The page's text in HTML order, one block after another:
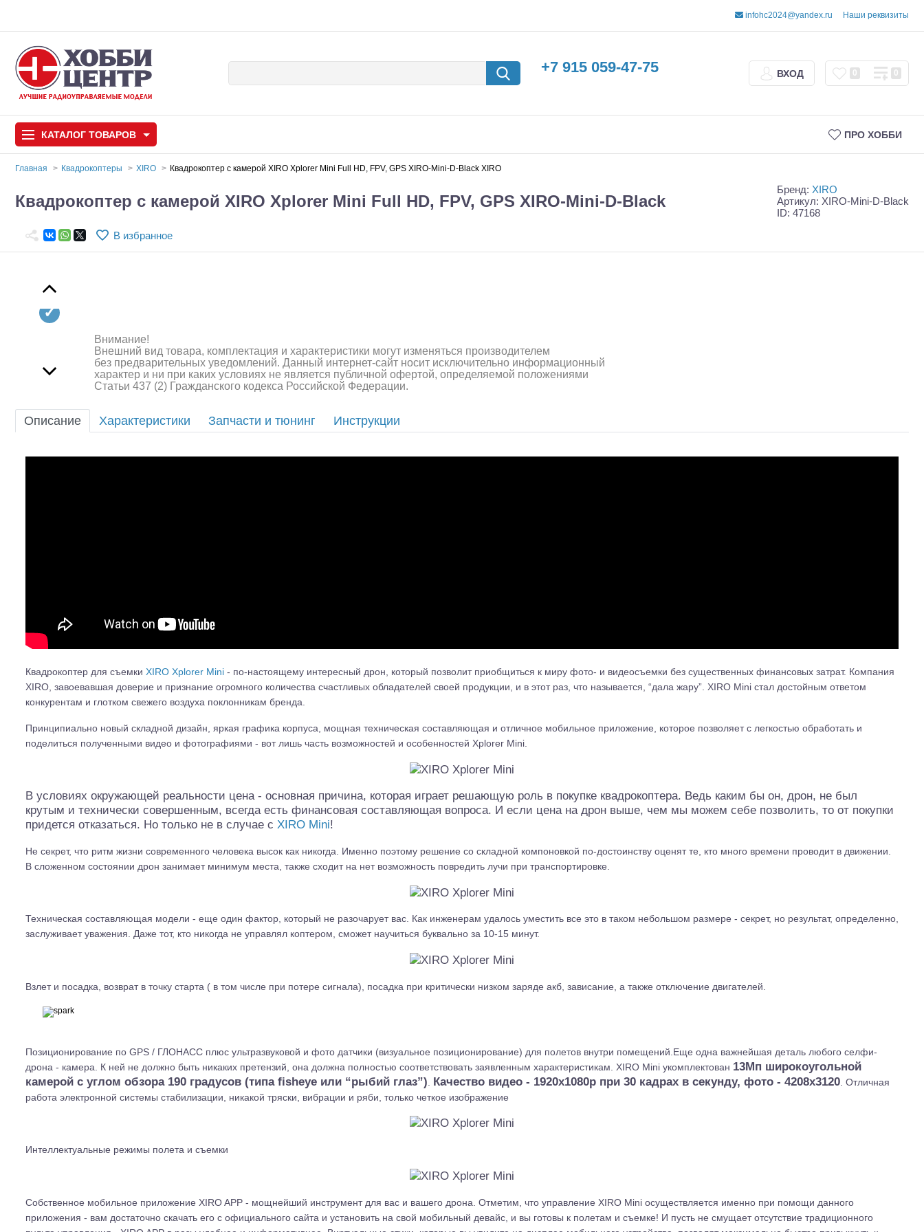
infohc2024@yandex.ru Наши реквизиты
+7 915 059-47-75 ВХОД 0 0
КАТАЛОГ ТОВАРОВ ПРО ХОББИ
Игрушки
Квадрокоптеры
Конструкторы
Аккумуляторы и батарейки
Зарядные устройства и блоки
Автомодели для сборки
Машины с
Трофи Шорт-корсы
Шоссейки/дрифт/ралли Багги/трагги Монстр-траки ДВС модели
Главная Квадрокоптеры XIRO Квадрокоптер с камерой XIRO Xplorer Mini Full HD, FPV, GPS XIRO-Mini-D-Black XIRO
Квадрокоптер с камерой XIRO Xplorer Mini Full HD, FPV, GPS XIRO-Mini-D-Black
Бренд: XIRO
Артикул: XIRO-Mini-D-Black
ID: 47168
В избранное
Внимание!
Внешний вид товара, комплектация и характеристики могут изменяться производителем
без предварительных уведомлений. Данный интернет-сайт носит исключительно информационный
характер и ни при каких условиях не является публичной офертой, определяемой положениями
Статьи 437 (2) Гражданского кодекса Российской Федерации.
Описание Характеристики Запчасти и тюнинг Инструкции
Квадрокоптер для съемки XIRO Xplorer Mini - по-настоящему интересный дрон, который позволит приобщиться к миру фото- и видеосъемки без существенных финансовых затрат. Компания
XIRO, завоевавшая доверие и признание огромного количества счастливых обладателей своей продукции, и в этот раз, что называется, “дала жару”. XIRO Mini стал достойным ответом
конкурентам и глотком свежего воздуха поклонникам бренда.
Принципиально новый складной дизайн, яркая графика корпуса, мощная техническая составляющая и отличное мобильное приложение, которое позволяет с легкостью обработать и
поделиться полученными видео и фотографиями - вот лишь часть возможностей и особенностей Xplorer Mini.
В условиях окружающей реальности цена - основная причина, которая играет решающую роль в покупке квадрокоптера. Ведь каким бы он, дрон, не был
крутым и технически совершенным, всегда есть финансовая составляющая вопроса. И если цена на дрон выше, чем мы можем себе позволить, то от покупки
придется отказаться. Но только не в случае с XIRO Mini!
Не секрет, что ритм жизни современного человека высок как никогда. Именно поэтому решение со складной компоновкой по-достоинству оценят те, кто много времени проводит в движении.
В сложенном состоянии дрон занимает минимум места, также сходит на нет возможность повредить лучи при транспортировке.
Техническая составляющая модели - еще один фактор, который не разочарует вас. Как инженерам удалось уместить все это в таком небольшом размере - секрет, но результат, определенно,
заслуживает уважения. Даже тот, кто никогда не управлял коптером, сможет научиться буквально за 10-15 минут.
Взлет и посадка, возврат в точку старта ( в том числе при потере сигнала), посадка при критически низком заряде акб, зависание, а также отключение двигателей.
Позиционирование по GPS / ГЛОНАСС плюс ультразвуковой и фото датчики (визуальное позиционирование) для полетов внутри помещений. Еще одна важнейшая деталь любого селфи-
дрона - камера. К ней не должно быть никаких претензий, она должна полностью соответствовать заявленным характеристикам. XIRO Mini укомплектован 13Мп широкоугольной
камерой с углом обзора 190 градусов (типа fisheye или “рыбий глаз”) Качество видео - 1920x1080p при 30 кадрах в секунду, фото - 4208х3120 Отличная
работа электронной системы стабилизации, никакой тряски, вибрации и ряби, только четкое изображение
Интеллектуальные режимы полета и съемки
Собственное мобильное приложение XIRO APP - мощнейший инструмент для вас и вашего дрона. Отметим, что управление XIRO Mini осуществляется именно при помощи данного
приложения - вам достаточно скачать его с официального сайта и установить на свой мобильный девайс, и вы готовы к полетам и съемке! И пусть не смущает отсутствие традиционного